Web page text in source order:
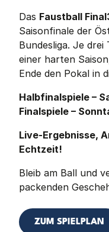
Das Faustball
Saisonfinale der
Bundesliga. Je drei
einer harten
Ende den Pokal in
Halbfinalspiele –
Finalspiele –
Live-Ergebnisse,
Echtzeit!
Bleib am Ball und
packenden
ZUM SPIELPLAN